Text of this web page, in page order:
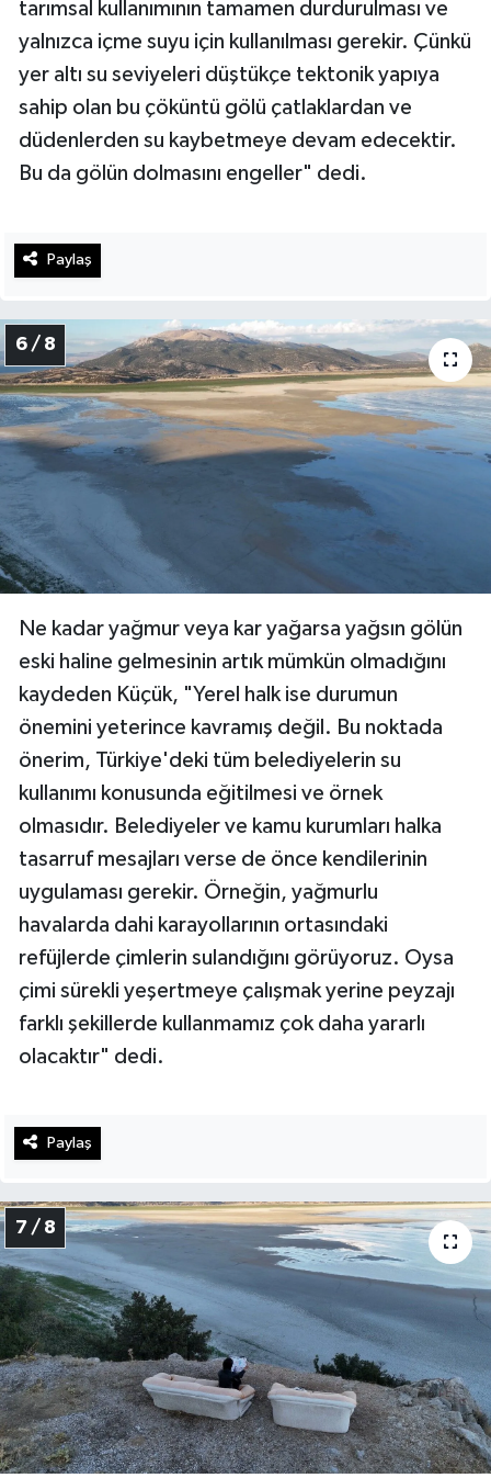
tarımsal kullanımının tamamen durdurulması ve
yalnızca içme suyu için kullanılması gerekir. Çünkü
yer altı su seviyeleri düştükçe tektonik yapıya
sahip olan bu çöküntü gölü çatlaklardan ve
düdenlerden su kaybetmeye devam edecektir.
Bu da gölün dolmasını engeller" dedi.
Paylaş
6 / 8
Ne kadar yağmur veya kar yağarsa yağsın gölün
eski haline gelmesinin artık mümkün olmadığını
kaydeden Küçük, "Yerel halk ise durumun
önemini yeterince kavramış değil. Bu noktada
önerim, Türkiye'deki tüm belediyelerin su
kullanımı konusunda eğitilmesi ve örnek
olmasıdır. Belediyeler ve kamu kurumları halka
tasarruf mesajları verse de önce kendilerinin
uygulaması gerekir. Örneğin, yağmurlu
havalarda dahi karayollarının ortasındaki
refüjlerde çimlerin sulandığını görüyoruz. Oysa
çimi sürekli yeşertmeye çalışmak yerine peyzajı
farklı şekillerde kullanmamız çok daha yararlı
olacaktır" dedi.
Paylaş
7 / 8